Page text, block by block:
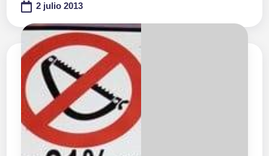
2 julio 2013